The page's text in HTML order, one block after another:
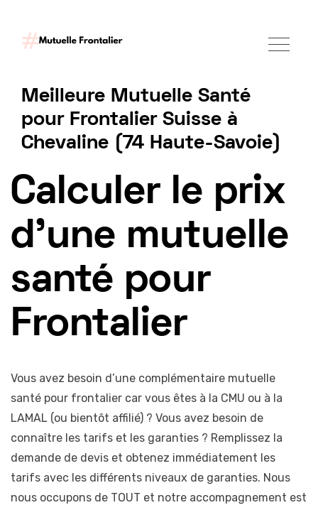
Meilleure Mutuelle Santé
pour Frontalier Suisse à
Chevaline (74 Haute-Savoie)
Tarif mutuelle Frontalier 2025
Calculer le prix
d'une mutuelle
santé pour
Frontalier
Vous avez besoin d’une complémentaire mutuelle
santé pour frontalier car vous êtes à la CMU ou à la
LAMAL (ou bientôt affilié) ? Vous avez besoin de
connaître les tarifs et les garanties ? Remplissez la
demande de devis et obtenez immédiatement les
tarifs avec les différents niveaux de garanties. Nous
nous occupons de TOUT et notre accompagnement est